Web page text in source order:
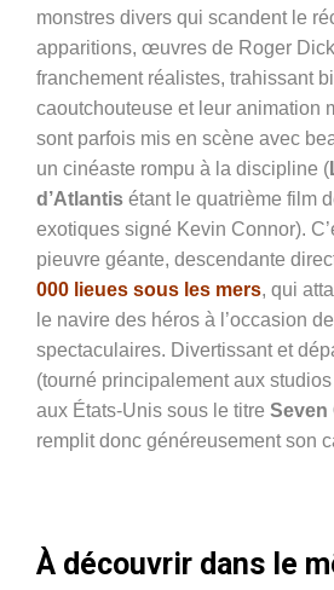
monstres divers qui scandent le
apparitions, œuvres de Roger
franchement réalistes, trahissant
caoutchouteuse et leur animation
sont parfois mis en scène avec
un cinéaste rompu à la discipline (
d’Atlantis étant le quatrième film
exotiques signé Kevin Connor).
pieuvre géante, descendante
000 lieues sous les mers, qui
le navire des héros à l’occasion
spectaculaires. Divertissant et
(tourné principalement aux
aux États-Unis sous le titre Seven
remplit donc généreusement son
À découvrir dans le